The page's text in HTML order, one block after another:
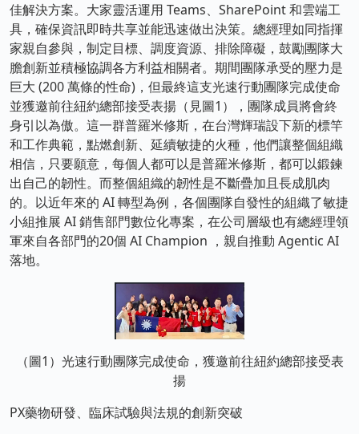
佳解決方案。大家靈活運用 Teams、SharePoint 和雲端工
具，確保資訊即時共享並能迅速做出決策。總經理如同指揮
家親自參與，制定目標、調度資源、排除障礙，鼓勵團隊大
膽創新並積極協調各方利益相關者。期間團隊承受的壓力是
巨大 (200 萬條的性命)，但最終這支光速行動團隊完成使命
並獲邀前往紐約總部接受表揚（見圖1），團隊成員將會終
身引以為傲。這一群普羅米修斯，在台灣輝瑞設下新的標竿
和工作典範，點燃創新、延續敏捷的火種，他們讓整個組織
相信，只要願意，每個人都可以是普羅米修斯，都可以鍛鍊
出自己的韌性。而整個組織的韌性是不斷疊加且長成肌肉
的。以近年來的 AI 轉型為例，各個團隊自發性的組織了敏捷
小組推展 AI 銷售部門數位化專案，在公司層級也有總經理領
軍來自各部門的20個 AI Champion ，親自推動 Agentic AI
落地。
（圖1）光速行動團隊完成使命，獲邀前往紐約總部接受表
揚
PX藥物研發、臨床試驗與法規的創新突破